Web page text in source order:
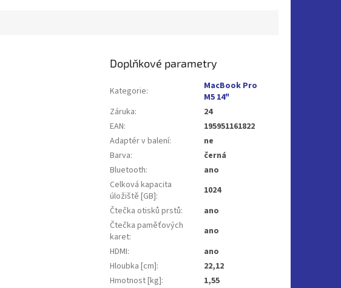
Doplňkové parametry
Kategorie:
MacBook Pro
M5 14"
Záruka:
24
EAN:
195951161822
Adaptér v balení:
ne
Barva:
černá
Bluetooth:
ano
Celková kapacita
úložiště [GB]:
1024
Čtečka otisků prstů:
ano
Čtečka paměťových
karet:
ano
HDMI:
ano
Hloubka [cm]:
22,12
Hmotnost [kg]:
1,55